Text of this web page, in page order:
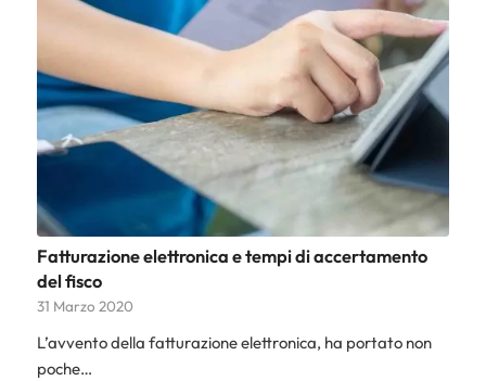
Fatturazione elettronica e tempi di accertamento
del fisco
31 Marzo 2020
L’avvento della fatturazione elettronica, ha portato non
poche…